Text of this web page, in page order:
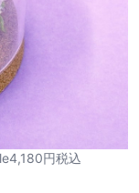
円税込